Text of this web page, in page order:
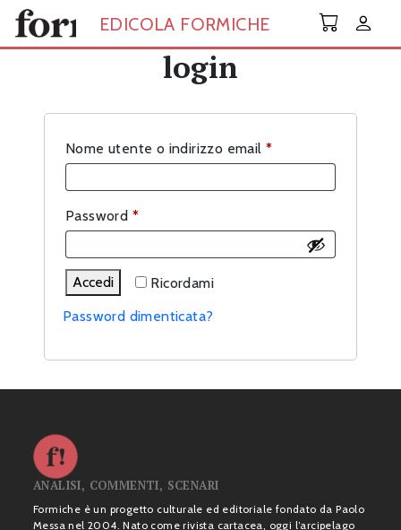
Skip to main content
EDICOLA FORMICHE
login
Nome utente o indirizzo email *Richiesto
Password *Richiesto
Ricordami
Accedi
Password dimenticata?
ANALISI, COMMENTI, SCENARI
Formiche è un progetto culturale ed editoriale fondato da Paolo
Messa nel 2004. Nato come rivista cartacea, oggi l’arcipelago